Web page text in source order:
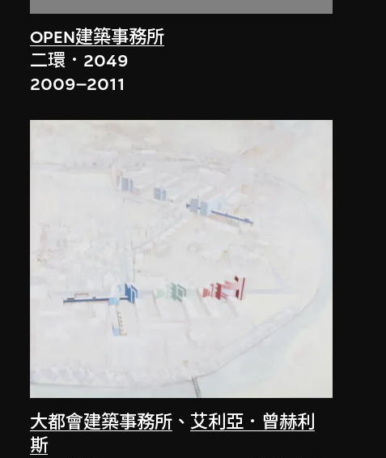
OPEN建築事務所
二環．2049
2009–2011
大都會建築事務所 、艾利亞．曾赫利
斯